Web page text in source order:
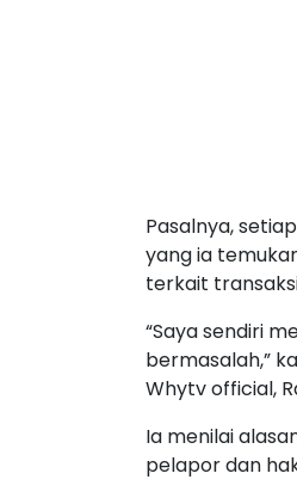
Pasalnya,
yang ia
terkait
“Saya sendiri
bermasalah,”
Whytv official,
Ia menilai
pelapor dan